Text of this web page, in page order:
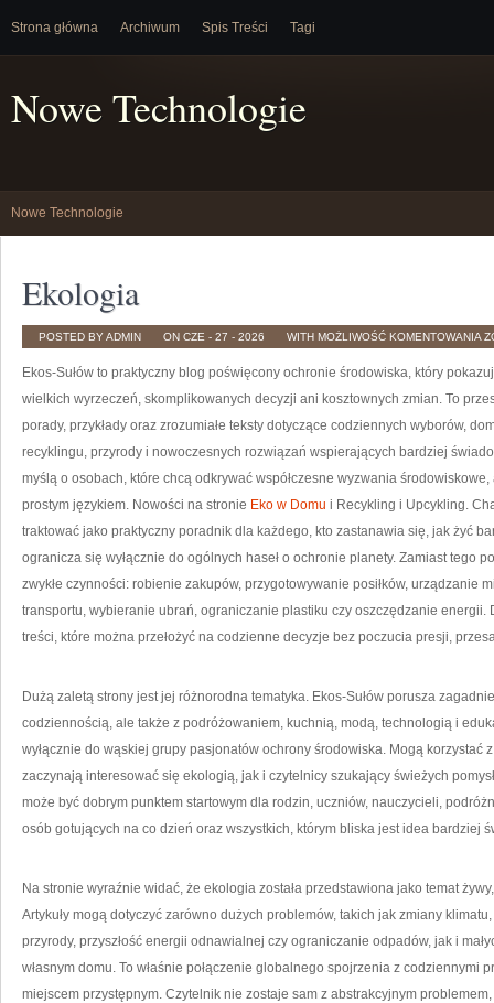
Strona główna Archiwum Spis Treści Tagi
Nowe Technologie
Nowe Technologie
Ekologia
POSTED BY ADMIN ON CZE - 27 - 2026 WITH MOŻLIWOŚĆ KOMENTOWANIA
Ekos-Sułów to praktyczny blog poświęcony ochronie środowiska, który
wielkich wyrzeczeń, skomplikowanych decyzji ani kosztownych zmian. To
porady, przykłady oraz zrozumiałe teksty dotyczące codziennych wyborów,
recyklingu, przyrody i nowoczesnych rozwiązań wspierających bardziej
myślą o osobach, które chcą odkrywać współczesne wyzwania
prostym językiem. Nowości na stronie Eko w Domu i Recykling i Upcykling.
traktować jako praktyczny poradnik dla każdego, kto zastanawia się, jak żyć
ogranicza się wyłącznie do ogólnych haseł o ochronie planety. Zamiast tego
zwykłe czynności: robienie zakupów, przygotowywanie posiłków, urządzanie
transportu, wybieranie ubrań, ograniczanie plastiku czy oszczędzanie energii.
treści, które można przełożyć na codzienne decyzje bez poczucia presji,
Dużą zaletą strony jest jej różnorodna tematyka. Ekos-Sułów porusza
codziennością, ale także z podróżowaniem, kuchnią, modą, technologią i
wyłącznie do wąskiej grupy pasjonatów ochrony środowiska. Mogą korzystać
zaczynają interesować się ekologią, jak i czytelnicy szukający świeżych
może być dobrym punktem startowym dla rodzin, uczniów, nauczycieli,
osób gotujących na co dzień oraz wszystkich, którym bliska jest idea bardziej
Na stronie wyraźnie widać, że ekologia została przedstawiona jako temat
Artykuły mogą dotyczyć zarówno dużych problemów, takich jak zmiany
przyrody, przyszłość energii odnawialnej czy ograniczanie odpadów, jak i
własnym domu. To właśnie połączenie globalnego spojrzenia z codziennymi
miejscem przystępnym. Czytelnik nie zostaje sam z abstrakcyjnym